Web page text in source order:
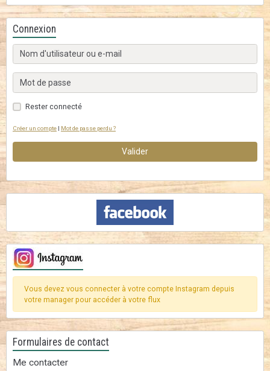
Connexion
Rester connecté
Créer un compte | Mot de passe perdu ?
Valider
Vous devez vous connecter à votre compte Instagram depuis
votre manager pour accéder à votre flux
Formulaires de contact
Me contacter